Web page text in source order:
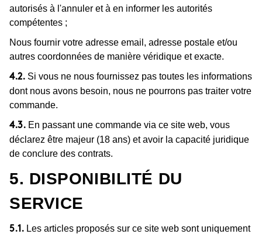
autorisés à l'annuler et à en informer les autorités
compétentes ;
Nous fournir votre adresse email, adresse postale et/ou
autres coordonnées de manière véridique et exacte.
4.2. Si vous ne nous fournissez pas toutes les informations
dont nous avons besoin, nous ne pourrons pas traiter votre
commande.
4.3. En passant une commande via ce site web, vous
déclarez être majeur (18 ans) et avoir la capacité juridique
de conclure des contrats.
5. DISPONIBILITÉ DU
SERVICE
5.1. Les articles proposés sur ce site web sont uniquement